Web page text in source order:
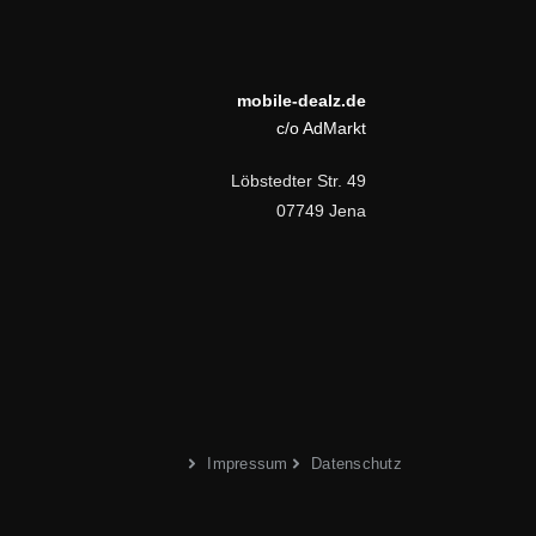
mobile-dealz.de
c/o AdMarkt
Löbstedter Str. 49
07749 Jena
Impressum Datenschutz